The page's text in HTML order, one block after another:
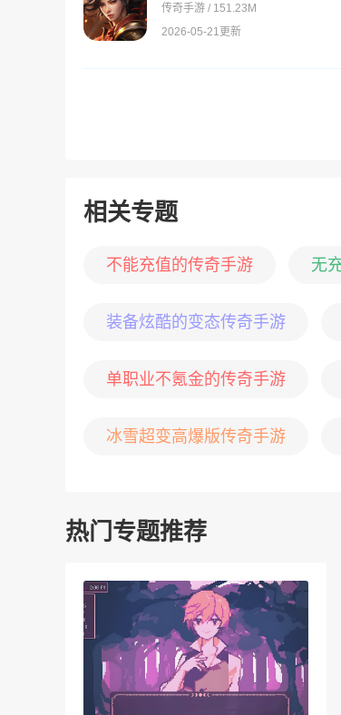
传奇手游 / 151.23M
2026-05-21更新
相关专题
不能充值的传奇手游 无
装备炫酷的变态传奇手游
单职业不氪金的传奇手游
冰雪超变高爆版传奇手游
热门专题推荐